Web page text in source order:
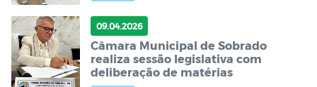
09.04.2026
Câmara Municipal de Sobrado
realiza sessão legislativa com
deliberação de matérias